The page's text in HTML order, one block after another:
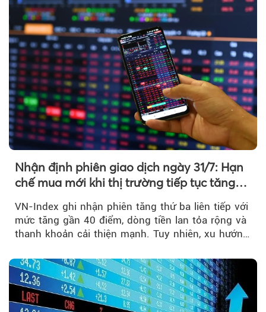
Nhận định phiên giao dịch ngày 31/7: Hạn
chế mua mới khi thị trường tiếp tục tăng
VN-Index ghi nhận phiên tăng thứ ba liên tiếp với
mức tăng gần 40 điểm, dòng tiền lan tỏa rộng và
thanh khoản cải thiện mạnh. Tuy nhiên, xu hướng